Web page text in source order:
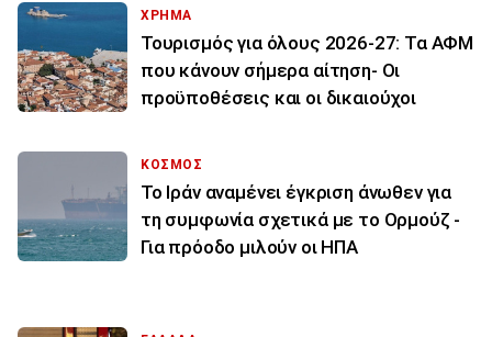
ΧΡΗΜΑ
Τουρισμός για όλους 2026-27: Τα ΑΦΜ
που κάνουν σήμερα αίτηση- Οι
προϋποθέσεις και οι δικαιούχοι
ΚΟΣΜΟΣ
Το Ιράν αναμένει έγκριση άνωθεν για
τη συμφωνία σχετικά με το Ορμούζ -
Για πρόοδο μιλούν οι ΗΠΑ